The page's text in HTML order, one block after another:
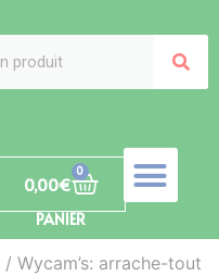
0,00€
0
PANIER
/ Wycam’s: arrache-tout